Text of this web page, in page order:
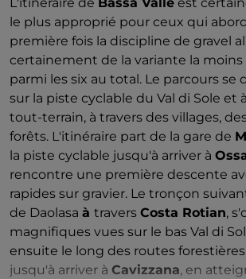
le plus approprié pour ceux qui
première fois la discipline de gravel
certainement de la variante la
parmi les six au total. Le parcours se
sur la piste cyclable du Val di Sole et
tout-terrain, à travers des villages,
forêts. L'itinéraire part de la gare de
la piste cyclable jusqu'à arriver à
rencontre une première descente
rapides sur gravier. Le tronçon
de Daolasa à travers Costa Rotian,
magnifiques vues sur le bas Val di
ensuite le long des routes forestières
jusqu'à arriver à Cavizzana, en